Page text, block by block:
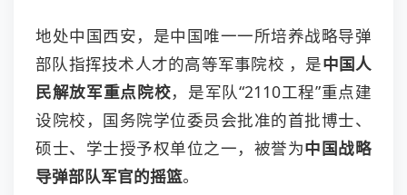
地处中国西安，是中国唯一一所培养战略导弹
部队指挥技术人才的高等军事院校 ，是中国人
民解放军重点院校，是军队“2110工程”重点建
设院校，国务院学位委员会批准的首批博士、
硕士、学士授予权单位之一，被誉为中国战略
导弹部队军官的摇篮。